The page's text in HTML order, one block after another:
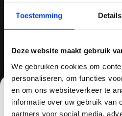
Toestemming Details
Deze website maakt gebruik
We gebruiken cookies om
personaliseren, om functies
en om ons websiteverkeer te
informatie over uw gebruik van
partners voor social media,
Sinds 2014 is
speler op het gebied van